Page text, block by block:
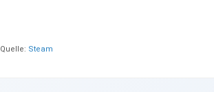
Quelle: Steam